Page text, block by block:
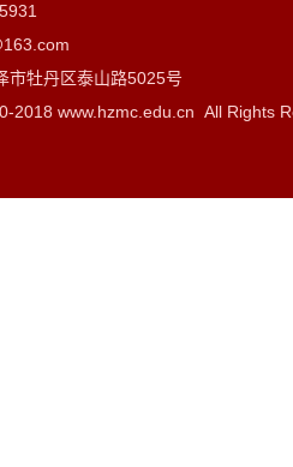
市牡丹区泰山路5025号
2018 www.hzmc.edu.cn All Rights